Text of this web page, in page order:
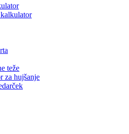
teže
za hujšanje